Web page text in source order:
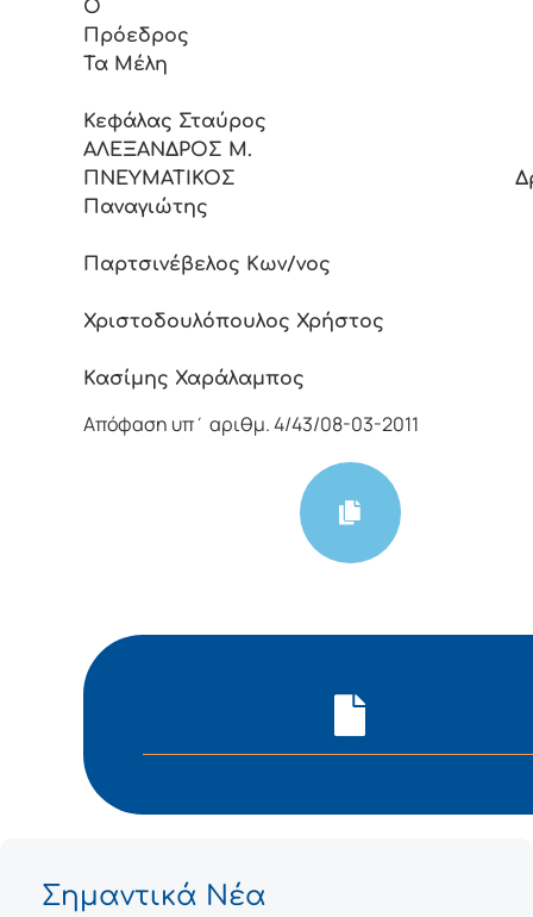
Ο
Τα Μέλη
Κεφάλας Σταύρος
ΑΛΕΞΑΝΔΡΟΣ Μ.
ΠΝΕΥΜΑΤΙΚΟΣ
Παναγιώτης
Παρτσινέβελος Κων/νος
Χριστοδουλόπουλος Χρήστος
Κασίμης Χαράλαμπος
Απόφαση υπ΄ αριθμ. 4/43/08-03-2011
Σημαντικά Νέα